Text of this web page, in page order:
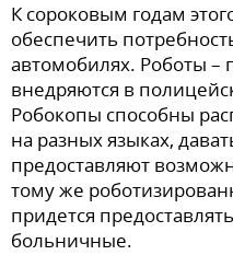
К сороковым годам
обеспечить
автомобилях. Роботы –
внедряются в
Робокопы способны
на разных языках,
предоставляют
тому же
придется
больничные.